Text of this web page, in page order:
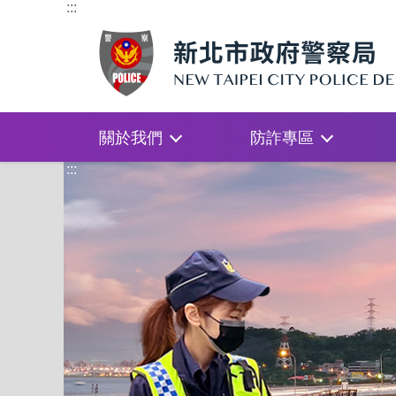
:::
關於我們 防詐專區
:::